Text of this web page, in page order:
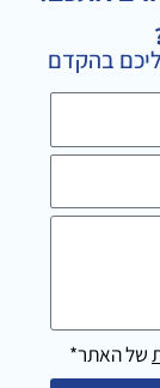
בהקדם
של האתר*